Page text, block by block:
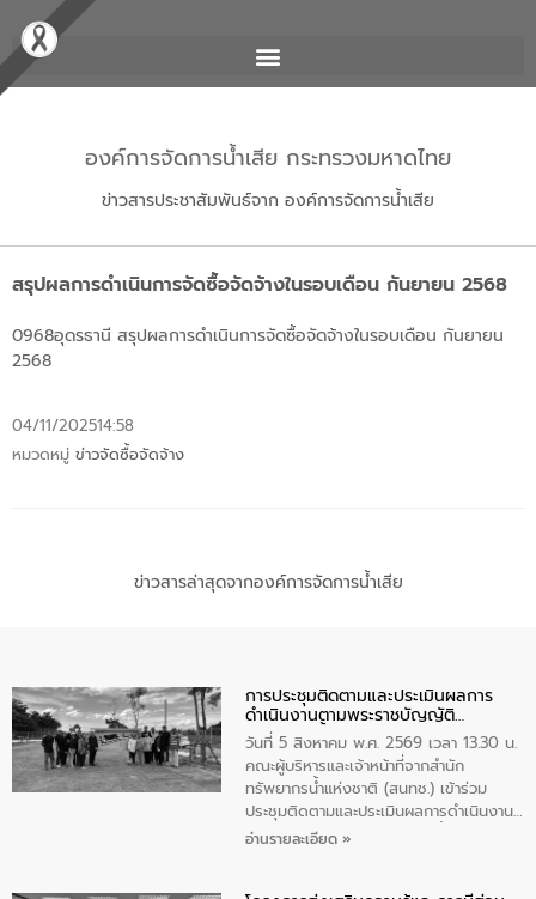
องค์การจัดการน้ำเสีย กระทรวงมหาดไทย
ข่าวสารประชาสัมพันธ์จาก องค์การจัดการน้ำเสีย
สรุปผลการดำเนินการจัดซื้อจัดจ้างในรอบเดือน กันยายน 2568
0968อุดรธานี สรุปผลการดำเนินการจัดซื้อจัดจ้างในรอบเดือน กันยายน
2568
04/11/202514:58
หมวดหมู่ ข่าวจัดซื้อจัดจ้าง
ข่าวสารล่าสุดจากองค์การจัดการน้ำเสีย
การประชุมติดตามและประเมินผลการ
ดำเนินงานตามพระราชบัญญัติ
ทรัพยากรน้ำ พ.ศ. 2561 ประจำ
ปีงบประมาณ พ.ศ. 2569
วันที่ 5 สิงหาคม พ.ศ. 2569 เวลา 13.30 น.
คณะผู้บริหารและเจ้าหน้าที่จากสำนัก
ทรัพยากรน้ำแห่งชาติ (สนทช.) เข้าร่วม
ประชุมติดตามและประเมินผลการดำเนินงาน
ตามพระราชบัญญัติทรัพยากรน้ำ พ.ศ. 2561
อ่านรายละเอียด »